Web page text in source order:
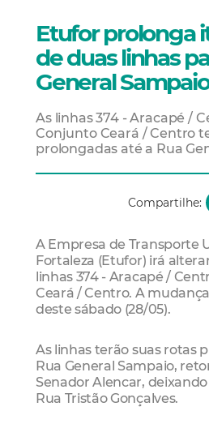
Etufor prolonga
de duas linhas
General Sampaio
As linhas 374 - Aracapé /
Conjunto Ceará / Centro
prolongadas até a Rua
Compartilhe:
A Empresa de Transporte
Fortaleza (Etufor) irá
linhas 374 - Aracapé /
Ceará / Centro. A
deste sábado (28/05).
As linhas terão suas rotas
Rua General Sampaio,
Senador Alencar,
Rua Tristão Gonçalves.